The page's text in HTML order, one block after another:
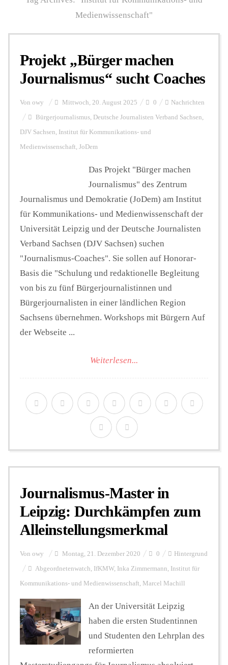
Personalien
Hintergrund
FUNKTURM-Beiträge
Podcast
Seminare
Unterstützen
Medienwissenschaft"
Projekt „Bürger machen
Journalismus“ sucht Coaches
Von owy Mittwoch, 20. August 2025 0 Nachrichten
Bürgerjournalismus, Deutsche Journalisten Verband Sachsen,
DJV Sachsen, Institut für Kommunikations- und
Medienwissenschaft, JoDem
Das Projekt "Bürger machen
Journalismus" des Zentrum
Journalismus und Demokratie (JoDem) am Institut
für Kommunikations- und Medienwissenschaft der
Universität Leipzig und der Deutsche Journalisten
Verband Sachsen (DJV Sachsen) suchen
"Journalismus-Coaches". Sie sollen auf Honorar-
Basis die "Schulung und redaktionelle Begleitung
von bis zu fünf Bürgerjournalistinnen und
Bürgerjournalisten in einer ländlichen Region
Sachsens übernehmen. Workshops mit Bürgern Auf
der Webseite ...
Weiterlesen...
Journalismus-Master in
Leipzig: Durchkämpfen zum
Alleinstellungsmerkmal
Von owy Montag, 21. Dezember 2020 0 Hintergrund
Abgeordnetenwatch, IfKMW, Inka Zimmermann, Institut für
Kommunikations- und Medienwissenschaft, Marcel Machill
An der Universität Leipzig
haben die ersten Studentinnen
und Studenten den Lehrplan des
reformierten